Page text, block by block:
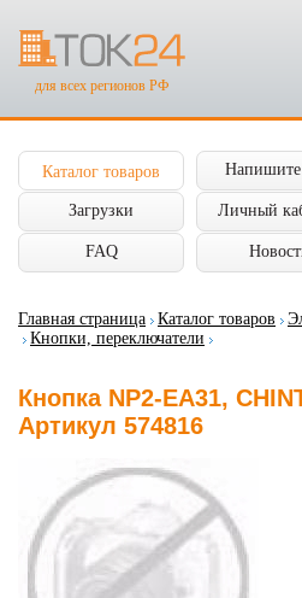
для всех регионов РФ
Каталог товаров
Загрузки Личный
FAQ
Главная страница Каталог товаров
Кнопки, переключатели
Кнопка NP2-EA31,
Артикул 574816